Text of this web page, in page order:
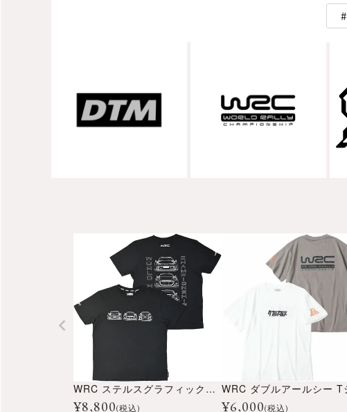
WRC ステルスグラフィックTシャツ
¥8,800(税込) ¥6,000(税込)